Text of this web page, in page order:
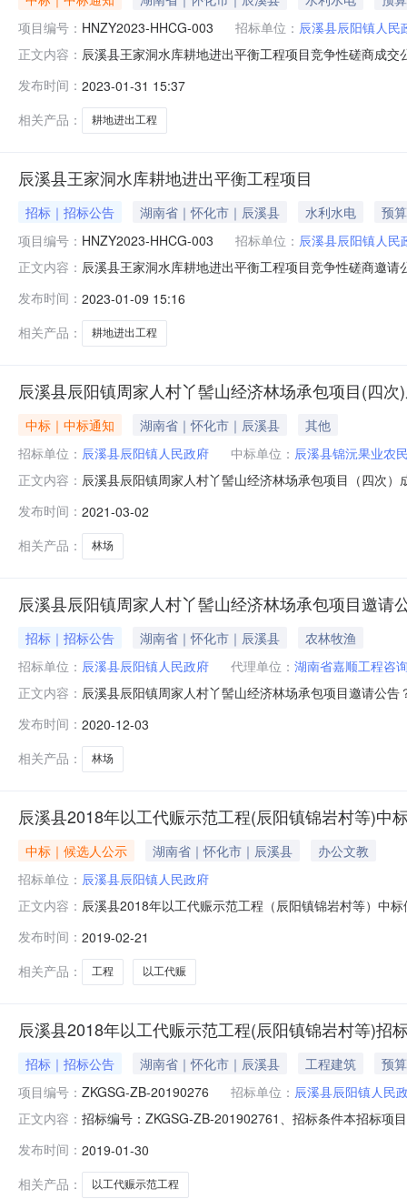
项目编号： HNZY2023-HHCG-003 招标单位： 辰溪县辰阳镇人民
正文内容： 辰溪县王家洞水库耕地进出平衡工程项目竞争性磋商成
年1月31日供应商信息资格审查结果符合性审查结果报
发布时间： 2023-01-31 15:37
相关产品：
耕地进出工程
辰溪县王家洞水库耕地进出平衡工程项目
招标｜招标公告 湖南省｜怀化市｜辰溪县 水利水电
预
项目编号： HNZY2023-HHCG-003 招标单位： 辰溪县辰阳镇人民
正文内容： 辰溪县王家洞水库耕地进出平衡工程项目竞争性磋商邀
辰溪县王家洞水库耕地进出平衡工程项目2、委托代理编
例：/5
发布时间： 2023-01-09 15:16
相关产品：
耕地进出工程
辰溪县辰阳镇周家人村丫髻山经济林场承包项目(四次
中标｜中标通知 湖南省｜怀化市｜辰溪县
其他
招标单位： 辰溪县辰阳镇人民政府 中标单位： 辰溪县锦沅果业农
正文内容： 辰溪县辰阳镇周家人村丫髻山经济林场承包项目（四次
编号：HNJS2020-FW-1109三、中标（成交）信息供应
的信息服务类名
发布时间： 2021-03-02
相关产品：
林场
辰溪县辰阳镇周家人村丫髻山经济林场承包项目邀请
招标｜招标公告 湖南省｜怀化市｜辰溪县
农林牧渔
招标单位： 辰溪县辰阳镇人民政府 代理单位： 湖南省嘉顺工程咨
正文内容： 辰溪县辰阳镇周家人村丫髻山经济林场承包项目邀请公
号：？？？HNJS2020-FW-1109？？？？？？？？？？
脐橙量，按3元/公斤的10%分
发布时间： 2020-12-03
相关产品：
林场
辰溪县2018年以工代赈示范工程(辰阳镇锦岩村等)中
中标｜候选人公示 湖南省｜怀化市｜辰溪县
办公文教
招标单位： 辰溪县辰阳镇人民政府
正文内容： 辰溪县2018年以工代赈示范工程（辰阳镇锦岩村等）中
阳镇人民政府联系电话：0745-2523218监管部门：辰溪
发布时间： 2019-02-21
相关产品：
工程 以工代赈
辰溪县2018年以工代赈示范工程(辰阳镇锦岩村等)招
招标｜招标公告 湖南省｜怀化市｜辰溪县 工程建筑
预
项目编号： ZKGSG-ZB-20190276 招标单位： 辰溪县辰阳镇人民
正文内容： 招标编号：ZKGSG-ZB-201902761、招标条件本招标项
与招标范围2.1项目名称：辰溪县2018年以工代赈示范工
施新建、维修
发布时间： 2019-01-30
相关产品：
以工代赈示范工程